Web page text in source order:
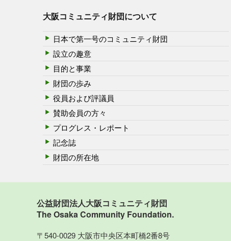
大阪コミュニティ財団について
日本で第一号のコミュニティ財団
設立の趣意
目的と事業
財団の歩み
役員および評議員
賛助会員の方々
プログレス・レポート
記念誌
財団の所在地
公益財団法人大阪コミュニティ財団
The Osaka Community Foundation.
〒540-0029 大阪市中央区本町橋2番8号